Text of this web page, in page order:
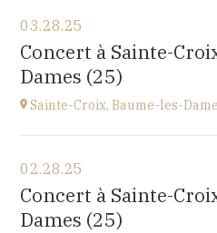
Cuse-et-Adrisans
(25680)
at18H30
03.28.25
Concert à Sainte-
Dames (25)
Sainte-Croix, Baume-les-
EHPAD du Centre hospitalier
1 avenue du Président
DAMES
02.28.25
Concert à Sainte-
Dames (25)